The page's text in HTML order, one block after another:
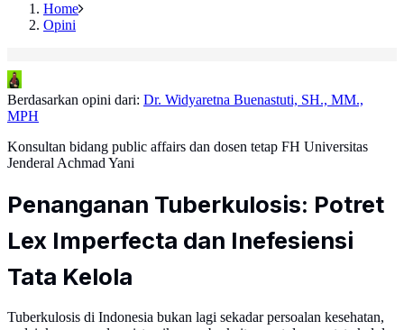
Home
Opini
Berdasarkan opini dari: Dr. Widyaretna Buenastuti, SH., MM.,
MPH
Konsultan bidang public affairs dan dosen tetap FH Universitas
Jenderal Achmad Yani
Penanganan Tuberkulosis: Potret
Lex Imperfecta dan Inefesiensi
Tata Kelola
Tuberkulosis di Indonesia bukan lagi sekadar persoalan kesehatan,